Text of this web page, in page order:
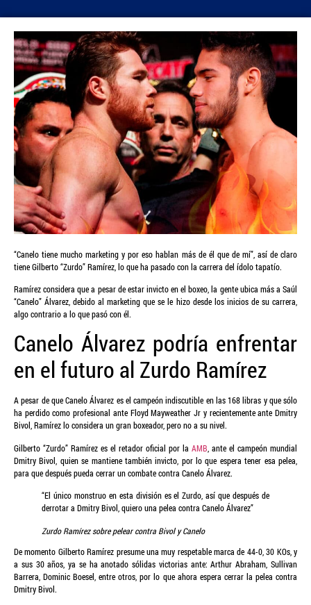
“Canelo tiene mucho marketing y por eso hablan más de él que de mí”, así de claro
tiene Gilberto “Zurdo” Ramírez, lo que ha pasado con la carrera del ídolo tapatío.
Ramírez considera que a pesar de estar invicto en el boxeo, la gente ubica más a Saúl
“Canelo” Álvarez, debido al marketing que se le hizo desde los inicios de su carrera,
algo contrario a lo que pasó con él.
Canelo Álvarez podría enfrentar
en el futuro al Zurdo Ramírez
A pesar de que Canelo Álvarez es el campeón indiscutible en las 168 libras y que sólo
ha perdido como profesional ante Floyd Mayweather Jr y recientemente ante Dmitry
Bivol, Ramírez lo considera un gran boxeador, pero no a su nivel.
Gilberto “Zurdo” Ramírez es el retador oficial por la AMB , ante el campeón mundial
Dmitry Bivol, quien se mantiene también invicto, por lo que espera tener esa pelea,
para que después pueda cerrar un combate contra Canelo Álvarez.
“El único monstruo en esta división es el Zurdo, así que después de
derrotar a Dmitry Bivol, quiero una pelea contra Canelo Álvarez”
Zurdo Ramírez sobre pelear contra Bivol y Canelo
De momento Gilberto Ramírez presume una muy respetable marca de 44-0, 30 KOs, y
a sus 30 años, ya se ha anotado sólidas victorias ante: Arthur Abraham, Sullivan
Barrera, Dominic Boesel, entre otros, por lo que ahora espera cerrar la pelea contra
Dmitry Bivol.